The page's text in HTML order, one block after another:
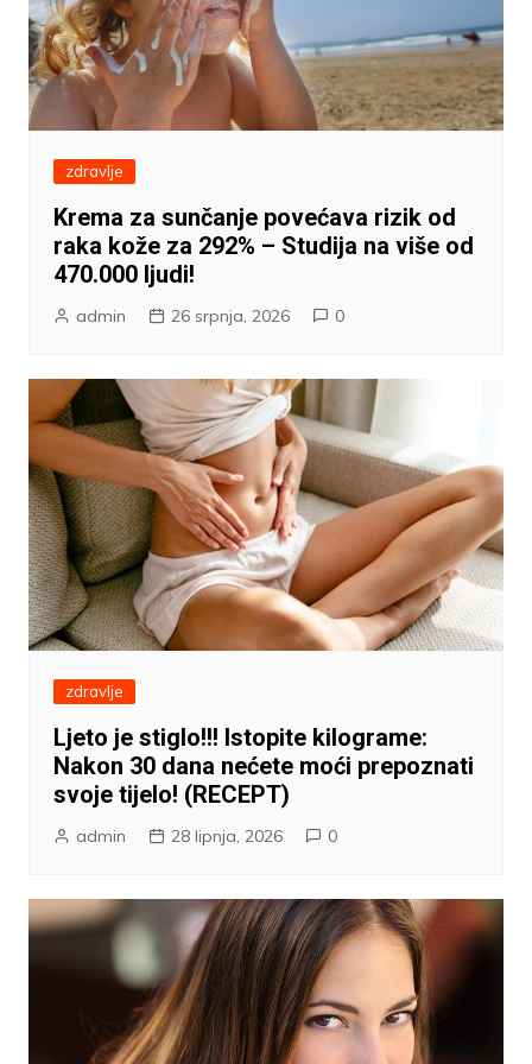
zdravlje
Krema za sunčanje povećava rizik od
raka kože za 292% – Studija na više od
470.000 ljudi!
admin 26 srpnja, 2026 0
zdravlje
Ljeto je stiglo!!! Istopite kilograme:
Nakon 30 dana nećete moći prepoznati
svoje tijelo! (RECEPT)
admin 28 lipnja, 2026 0